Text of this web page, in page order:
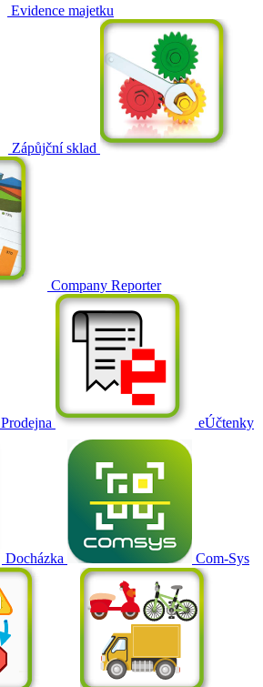
Evidence majetku
Zápůjční sklad
Company Reporter
Prodejna eÚčtenky
Docházka Com-Sys